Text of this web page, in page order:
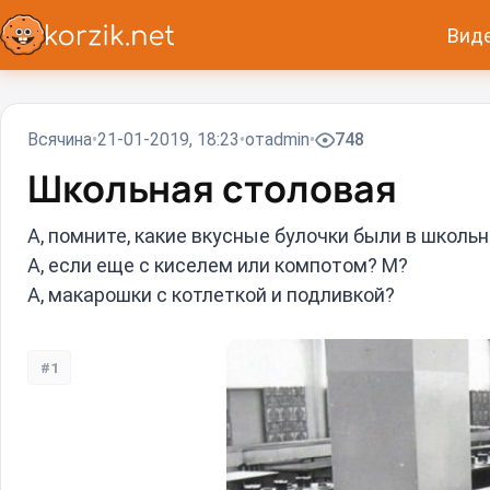
Всячина 21-01-2019, 18:23 отadmin 748
Школьная столовая
А, помните, какие вкусные булочки были в
А, если еще с киселем или компотом? М?
А, макарошки с котлеткой и подливкой?
#1